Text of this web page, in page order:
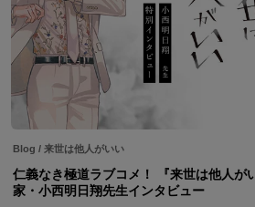
Blog / 来世は他人がいい
仁義なき極道ラブコメ！ 『来世は他人が
家・小西明日翔先生インタビュー